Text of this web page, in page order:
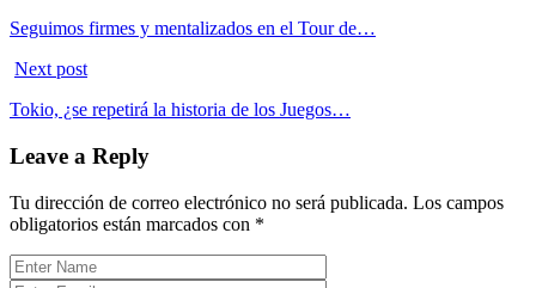
Seguimos firmes y mentalizados en el Tour de…
Next post
Tokio, ¿se repetirá la historia de los Juegos…
Leave a Reply
Tu dirección de correo electrónico no será publicada. Los campos
obligatorios están marcados con *